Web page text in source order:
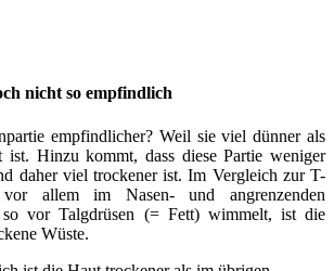
nicht so empfindlich
empfindlicher? Weil sie viel dünner als
ist. Hinzu kommt, dass diese Partie weniger
daher viel trockener ist. Im Vergleich zur T-
allem im Nasen- und angrenzenden
so vor Talgdrüsen (= Fett) wimmelt, ist die
Wüste.